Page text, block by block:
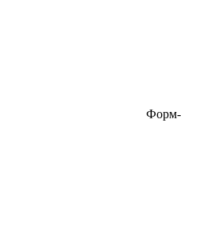
Форм-